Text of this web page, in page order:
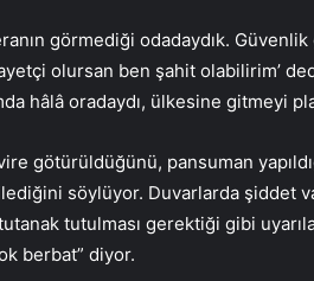
görmediği odadaydık.
olursan ben şahit olabilirim’
hâlâ oradaydı, ülkesine gitmeyi
götürüldüğünü, pansuman
söylüyor. Duvarlarda şiddet
tutulması gerektiği gibi
berbat” diyor.